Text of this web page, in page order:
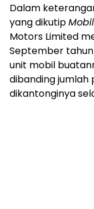
Dalam
yang dikutip
Motors Limited
September tahun
unit mobil
dibanding jumlah
dikantonginya